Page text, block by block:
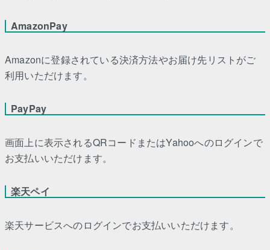
AmazonPay
Amazonに登録されている決済方法やお届け先リストがご
利用いただけます。
PayPay
画面上に表示されるQRコードまたはYahooへのログインで
お支払いいただけます。
楽天ペイ
楽天サービスへのログインでお支払いいただけます。